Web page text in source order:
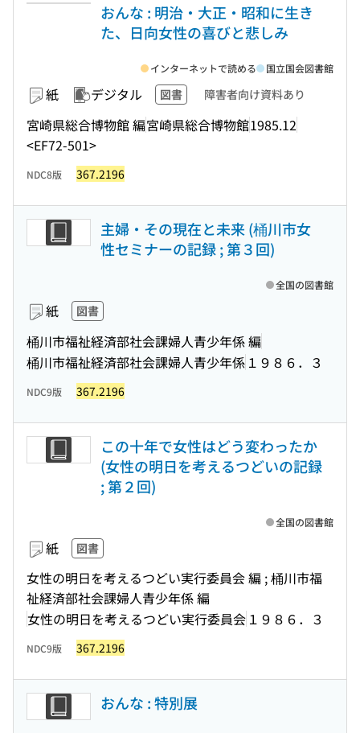
おんな : 明治・大正・昭和に生き
た、日向女性の喜びと悲しみ
紙 デジタル 図書 障害者向け資料あり
宮崎県総合博物館 編宮崎県総合博物館1985.12
<EF72-501>
インターネットで読める 国立国会図書館
NDC8版 367.2196
主婦・その現在と未来 (桶川市女
性セミナーの記録 ; 第３回)
紙 図書
桶川市福祉経済部社会課婦人青少年係 編
桶川市福祉経済部社会課婦人青少年係 １９８６．３
全国の図書館
NDC9版 367.2196
この十年で女性はどう変わったか
(女性の明日を考えるつどいの記録
; 第２回)
紙 図書
女性の明日を考えるつどい実行委員会 編 ; 桶川市福
祉経済部社会課婦人青少年係 編
女性の明日を考えるつどい実行委員会 １９８６．３
全国の図書館
NDC9版 367.2196
おんな : 特別展